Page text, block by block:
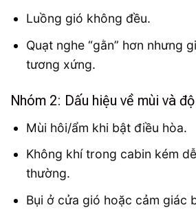
Luồng gió không đều.
Quạt nghe “gằn” hơn nhưng
tương xứng.
Nhóm 2: Dấu hiệu về mùi và
Mùi hôi/ẩm khi bật điều hòa.
Không khí trong cabin kém
thường.
Bụi ở cửa gió hoặc cảm giác